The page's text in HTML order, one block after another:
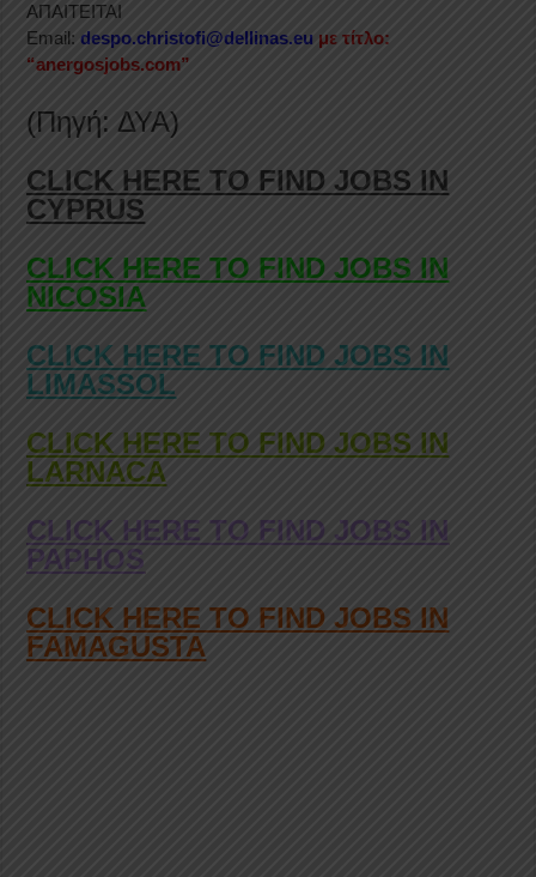
ΑΠΑΙΤΕΙΤΑΙ
Email: despo.christofi@dellinas.eu με τίτλο:
“anergosjobs.com”
(Πηγή: ΔΥΑ)
CLICK HERE TO FIND JOBS IN
CYPRUS
CLICK HERE TO FIND JOBS IN
NICOSIA
CLICK HERE TO FIND JOBS IN
LIMASSOL
CLICK HERE TO FIND JOBS IN
LARNACA
CLICK HERE TO FIND JOBS IN
PAPHOS
CLICK HERE TO FIND JOBS IN
FAMAGUSTA